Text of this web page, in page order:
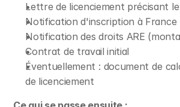
Lettre de licenciement précisant
Notification d'inscription à France
Notification des droits ARE
Contrat de travail initial
Éventuellement : document de
de licenciement